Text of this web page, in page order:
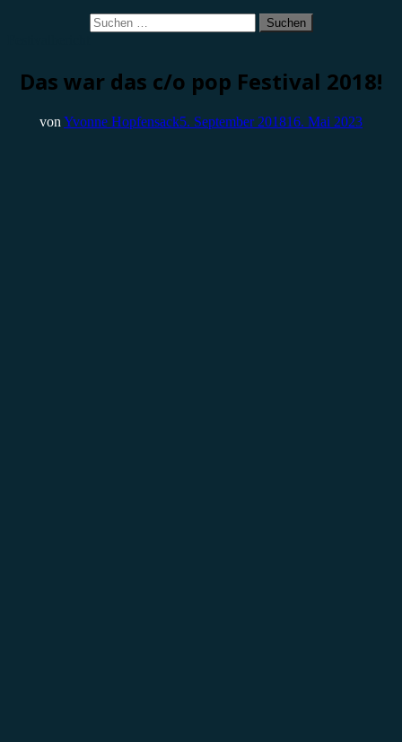
Suchen
nach:
Das war das c/o pop Festival 2018!
von Yvonne Hopfensack5. September 201816. Mai 2023